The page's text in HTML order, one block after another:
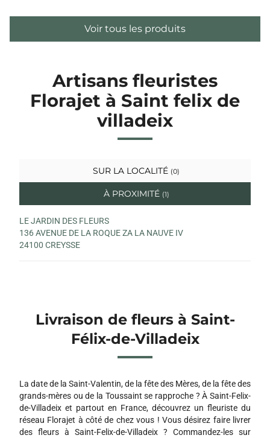
Voir tous les produits
Artisans fleuristes
Florajet à Saint felix de
villadeix
SUR LA LOCALITÉ (0)
À PROXIMITÉ (1)
LE JARDIN DES FLEURS
136 AVENUE DE LA ROQUE ZA LA NAUVE IV
24100 CREYSSE
Livraison de fleurs à Saint-
Félix-de-Villadeix
La date de la Saint-Valentin, de la fête des Mères, de la fête des
grands-mères ou de la Toussaint se rapproche ? À Saint-Felix-
de-Villadeix et partout en France, découvrez un fleuriste du
réseau Florajet à côté de chez vous ! Vous désirez faire livrer
des fleurs à Saint-Felix-de-Villadeix ? Commandez-les sur